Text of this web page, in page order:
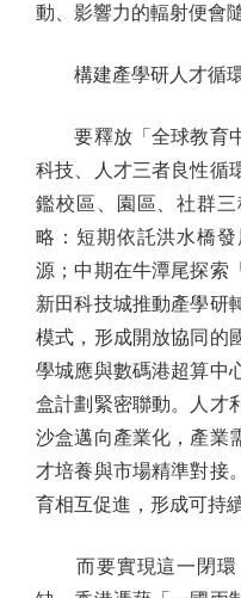
動、影響力的輻射便會
構建產學研人才循
要釋放「全球教育中
科技、人才三者良性循
鑑校區、園區、社群
略：短期依託洪水橋
源；中期在牛潭尾探索
新田科技城推動產學研
模式，形成開放協同的
學城應與數碼港超算中
盒計劃緊密聯動。人才
沙盒邁向產業化，產業
才培養與市場精準對接
育相互促進，形成可持
而要實現這一閉環